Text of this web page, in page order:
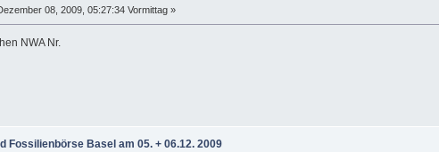
08, 2009, 05:27:34 Vormittag »
NWA Nr.
Fossilienbörse Basel am 05. + 06.12. 2009